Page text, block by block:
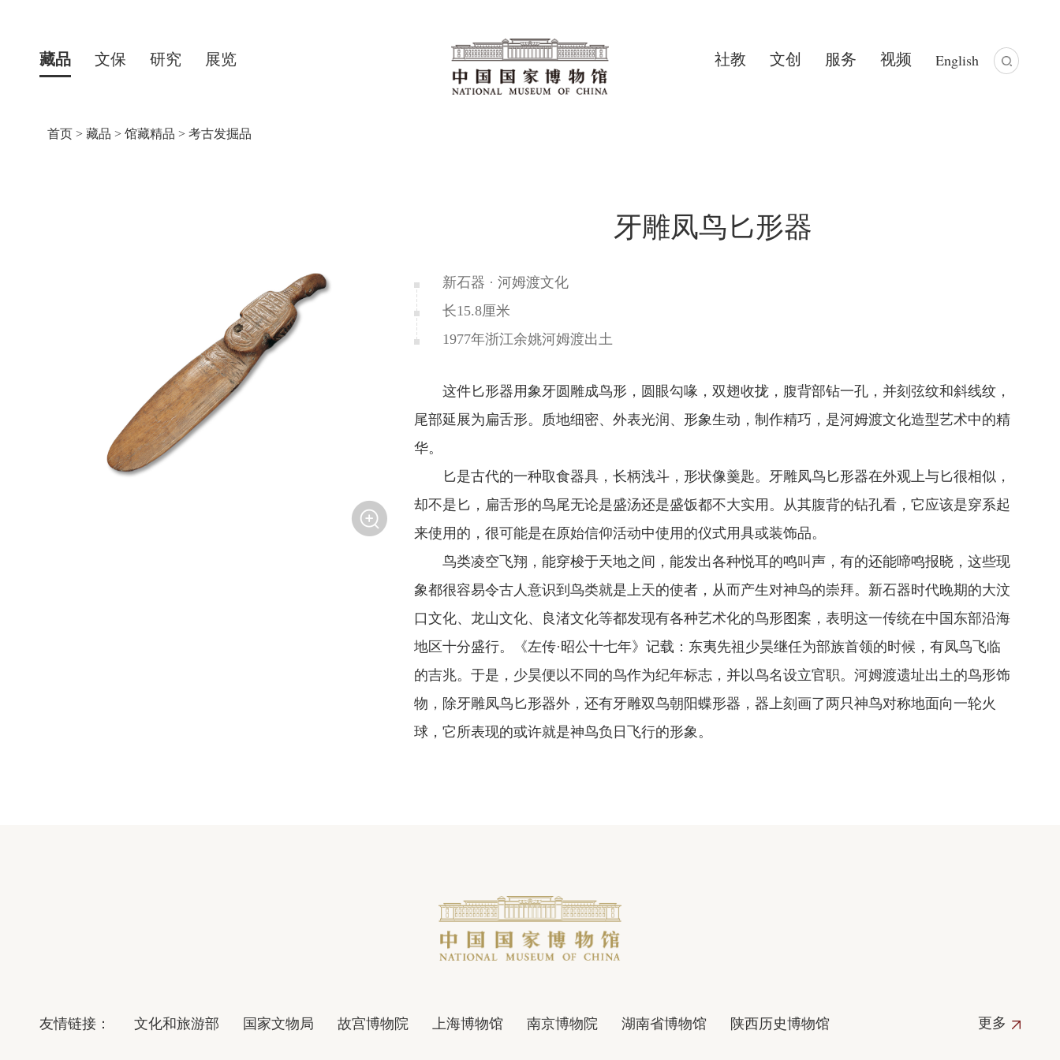
藏品 文保 研究 展览 社教 文创 服务 视频 English
首页 > 藏品 > 馆藏精品 > 考古发掘品
牙雕凤鸟匕形器
新石器 · 河姆渡文化
长15.8厘米
1977年浙江余姚河姆渡出土
这件匕形器用象牙圆雕成鸟形，圆眼勾喙，双翅收拢，腹背部钻一孔，并刻弦纹和斜线纹，
尾部延展为扁舌形。质地细密、外表光润、形象生动，制作精巧，是河姆渡文化造型艺术中的精
华。
匕是古代的一种取食器具，长柄浅斗，形状像羹匙。牙雕凤鸟匕形器在外观上与匕很相似，
却不是匕，扁舌形的鸟尾无论是盛汤还是盛饭都不大实用。从其腹背的钻孔看，它应该是穿系起
来使用的，很可能是在原始信仰活动中使用的仪式用具或装饰品。
鸟类凌空飞翔，能穿梭于天地之间，能发出各种悦耳的鸣叫声，有的还能啼鸣报晓，这些现
象都很容易令古人意识到鸟类就是上天的使者，从而产生对神鸟的崇拜。新石器时代晚期的大汶
口文化、龙山文化、良渚文化等都发现有各种艺术化的鸟形图案，表明这一传统在中国东部沿海
地区十分盛行。《左传·昭公十七年》记载：东夷先祖少昊继任为部族首领的时候，有凤鸟飞临
的吉兆。于是，少昊便以不同的鸟作为纪年标志，并以鸟名设立官职。河姆渡遗址出土的鸟形饰
物，除牙雕凤鸟匕形器外，还有牙雕双鸟朝阳蝶形器，器上刻画了两只神鸟对称地面向一轮火
球，它所表现的或许就是神鸟负日飞行的形象。
友情链接： 文化和旅游部 国家文物局 故宫博物院 上海博物馆 南京博物院 湖南省博物馆 陕西历史博物馆 更多